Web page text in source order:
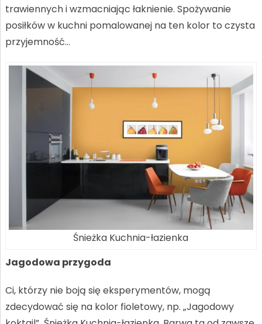
trawiennych i wzmacniając łaknienie. Spożywanie
posiłków w kuchni pomalowanej na ten kolor to czysta
przyjemność…
Śnieżka Kuchnia-łazienka
Jagodowa przygoda
Ci, którzy nie boją się eksperymentów, mogą
zdecydować się na kolor fioletowy, np. „Jagodowy